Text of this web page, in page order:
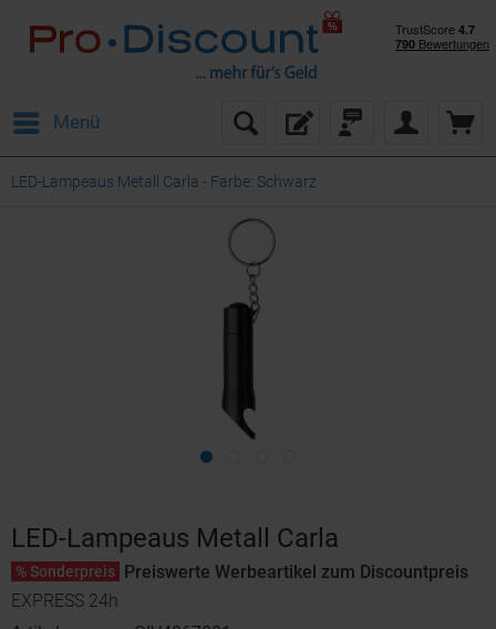
Menü
LED-Lampeaus Metall Carla - Farbe: Schwarz
LED-Lampeaus Metall Carla
% Sonderpreis Preiswerte Werbeartikel zum Discountpreis
EXPRESS 24h